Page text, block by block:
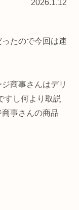
2026.1.12
たので今回は速
商事さんはデリ
すし何より取説
事さんの商品